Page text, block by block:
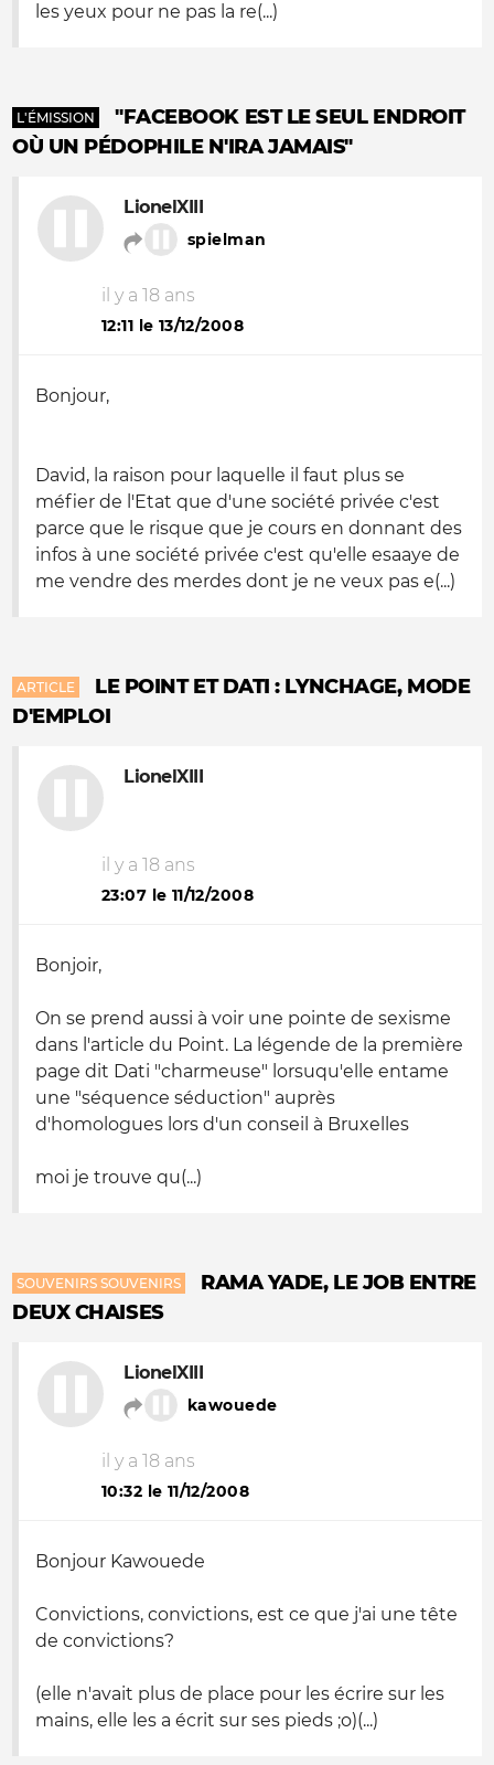
les yeux pour ne pas la re(...)
L'ÉMISSION
"FACEBOOK EST LE SEUL ENDROIT
OÙ UN PÉDOPHILE N'IRA JAMAIS"
LionelXIII
spielman
il y a 18 ans
12:11 le 13/12/2008
Bonjour,
David, la raison pour laquelle il faut plus se
méfier de l'Etat que d'une société privée c'est
parce que le risque que je cours en donnant des
infos à une société privée c'est qu'elle esaaye de
me vendre des merdes dont je ne veux pas e(...)
ARTICLE
LE POINT ET DATI : LYNCHAGE, MODE
D'EMPLOI
LionelXIII
il y a 18 ans
23:07 le 11/12/2008
Bonjoir,
On se prend aussi à voir une pointe de sexisme
dans l'article du Point. La légende de la première
page dit Dati "charmeuse" lorsuqu'elle entame
une "séquence séduction" auprès
d'homologues lors d'un conseil à Bruxelles
moi je trouve qu(...)
SOUVENIRS SOUVENIRS
RAMA YADE, LE JOB ENTRE
DEUX CHAISES
LionelXIII
kawouede
il y a 18 ans
10:32 le 11/12/2008
Bonjour Kawouede
Convictions, convictions, est ce que j'ai une tête
de convictions?
(elle n'avait plus de place pour les écrire sur les
mains, elle les a écrit sur ses pieds ;o)(...)